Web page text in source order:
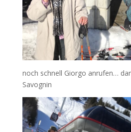
noch schnell Giorgo anrufen…
Savognin